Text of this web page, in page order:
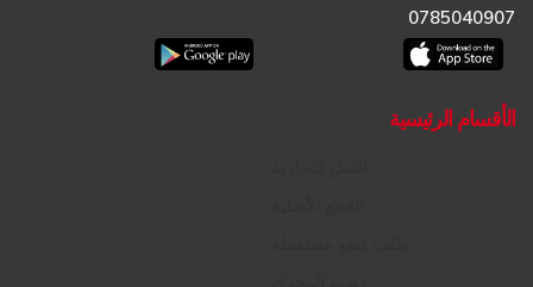
0785040907
الأقسام الرئيسية